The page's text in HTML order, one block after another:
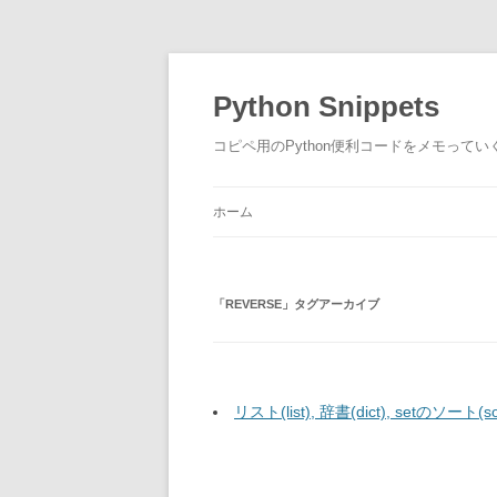
ン
ツ
ス
Python Snippets
コピペ用のPython便利コードをメモってい
ホーム
「REVERSE 」タグアーカイブ
リスト(list), 辞書(dict), setのソート